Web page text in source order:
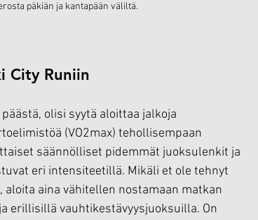
päkiän ja kantapään väliltä.
City Runiin
olisi syytä aloittaa jalkoja
(VO2max) tehollisempaan
säännölliset pidemmät juoksulenkit ja
eri intensiteetillä. Mikäli et ole tehnyt
aina vähitellen nostamaan matkan
erillisillä vauhtikestävyysjuoksuilla. On